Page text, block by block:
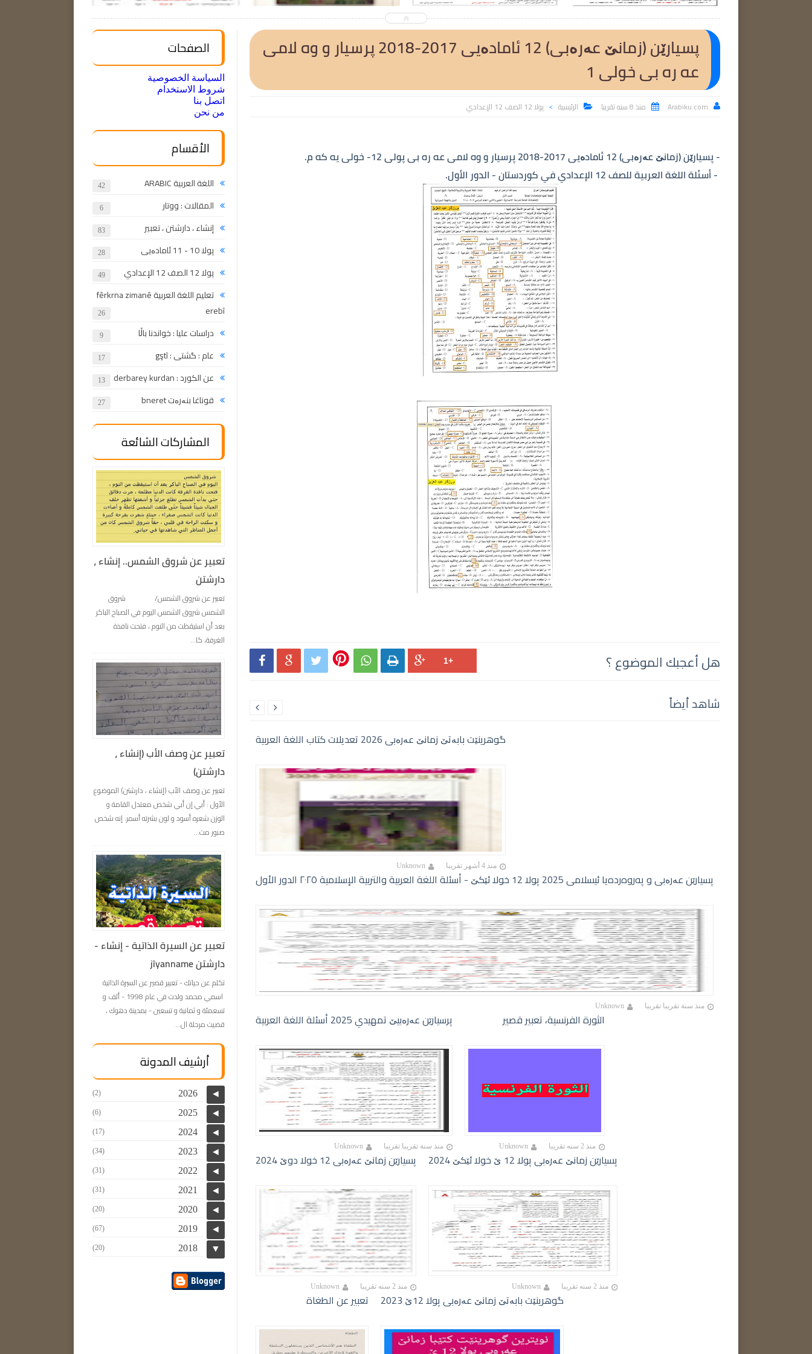
پسیارێن (زمانێ عەرەبی) 12 ئامادەیی 2017-2018 پرسیار و وه لامی
عه ره بی خولى 1

Arabiku.com
 منذ 8 سنه تقريبا  الرئيسية > پولا 12 الصف 12 الإعدادي
- پسیارێن (زمانێ عەرەبی) 12 ئامادەیی 2017-2018 پرسیار و وه لامی عه ره بی پولی 12- خولی یه که م.
- أسئلة اللغة العربية للصف 12 الإعدادي في كوردستان - الدور الأول.
هل أعجبك الموضوع ؟     
شاهد أيضاً
گوهرینێت بابەتێ زمانێ عەرەبی 2026 تعديلات كتاب اللغة العربية
منذ 4 أشهر تقريبا Unknown
پسیارێن عەرەبی و په‌روه‌رده‌یا ئیسلامی 2025 پولا 12 خولا ئێکێ - أسئلة اللغة العربية والتربية الإسلامية ٢٠٢٥ الدور الأول
منذ سنة تقريبا تقريبا Unknown
پرسیارێن عەرەبیێ تمهيدي 2025 أسئلة اللغة العربية
منذ سنة تقريبا تقريبا Unknown
الثورة الفرنسية، تعبير قصير
منذ 2 سنه تقريبا Unknown
پسیارێن زمانێ عەرەبی 12 خولا دوێ 2024
منذ 2 سنه تقريبا Unknown
پسیارێن زمانێ عەرەبی پولا 12 ێ خولا ئێکێ 2024
منذ 2 سنه تقريبا Unknown
تعبير عن الطغاة گوهرینێت بابەتێ زمانێ عەرەبی پولا 12ێ 2023
 
الصفحات
السياسة الخصوصية
شروط الاستخدام
اتصل بنا
من نحن
الأقسام
اللغة العربية ARABIC 42
المقالات : ووتار 6
إنشاء ، دارشتن ، تعبير 83
پولا 10 - 11 ئامادەیی 28
پولا 12 الصف 12 الإعدادي 49
تعليم اللغة العربية fêrkrna zimanê
erebî
26
دراسات عليا : خواندنا باڵا 9
عام : گشتی : gştî 17
عن الكورد : derbarey kurdan 13
قوناغا بنەرەت bneret 27
المشاركات الشائعة
تعبير عن شروق الشمس.. إنشاء ،
دارشتن
تعبير عن شروق الشمس/ شروق
الشمس شروق الشمس اليوم في الصباح الباكر
بعد أن استيقظت من النوم ، فتحت نافذة
الغرفة، كا...
تعبير عن وصف الأب (إنشاء ،
دارشتن)
تعبير عن وصف الأب (إنشاء ، دارشتن) الموضوع
الأول : أبي إن أبي شخص معتدل القامة و
الوزن شعره أسود و لون بشرته أسمر. إنه شخص
صبور مت...
تعبیر عن السيرة الذاتية - إنشاء -
دارشتن jîyanname
تكلم عن حياتك - تعبیر قصير عن السيرة الذاتية
اسمي محمد ولدت في عام 1998 - ألف و
تسعمئة و ثمانية و تسعين - بمدينة دهوك ،
قضيت مرحلة ال...
أرشيف المدونة
◄
2026
(2)
◄
2025
(6)
◄
2024
(17)
◄
2023
(34)
◄
2022
(31)
◄
2021
(31)
◄
2020
(20)
◄
2019
(67)
▼
2018
(20)